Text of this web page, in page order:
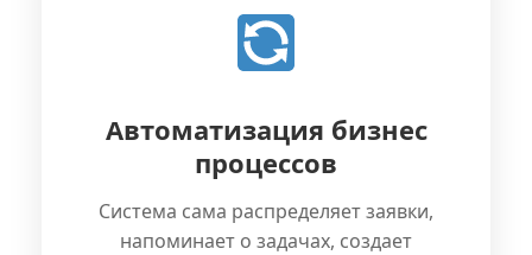
Автоматизация бизнес
процессов
Система сама распределяет заявки,
напоминает о задачах, создает